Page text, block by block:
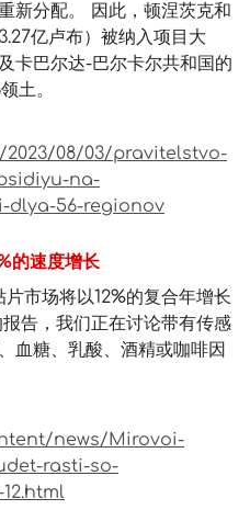
新分配。 因此，顿涅茨克和
亿卢布）被纳入项目大
卡巴尔达-巴尔卡尔共和国的
土。
08/03/pravitelstvo-
na-
dlya-56-regionov
的速度增长
市场将以12%的复合年增长
告，我们正在讨论带有传感
血糖、乳酸、酒精或咖啡因
news/Mirovoi-
rasti-so-